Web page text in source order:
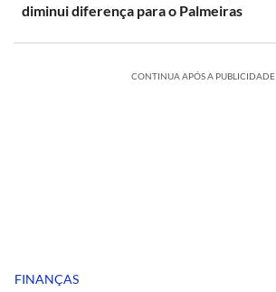
diminui diferença para o Palmeiras
CONTINUA APÓS A PUBLICIDADE
FINANÇAS